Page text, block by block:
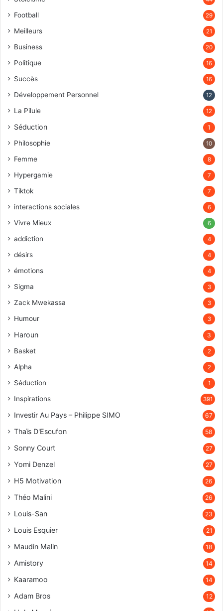
Football 29
Meilleurs 21
Business 20
Politique 16
Succès 16
Développement Personnel 12
La Pilule 12
Séduction 1
Philosophie 10
Femme 8
Hypergamie 7
Tiktok 7
interactions sociales 6
Vivre Mieux 6
addiction 4
désirs 4
émotions 4
Sigma 3
Zack Mwekassa 3
Humour 3
Haroun 3
Basket 2
Alpha 2
Séduction 1
Inspirations 391
Investir Au Pays – Philippe SIMO 67
Thaïs D'Escufon 58
Sonny Court 27
Yomi Denzel 27
H5 Motivation 26
Théo Malini 26
Louis-San 23
Louis Esquier 21
Maudin Malin 18
Amistory 14
Kaaramoo 14
Adam Bros 12